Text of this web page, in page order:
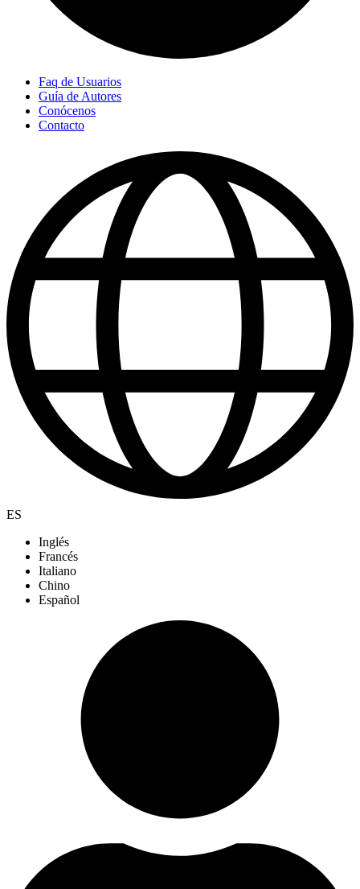
Faq de Usuarios
Guía de Autores
Conócenos
Contacto
ES
Inglés
Francés
Italiano
Chino
Español